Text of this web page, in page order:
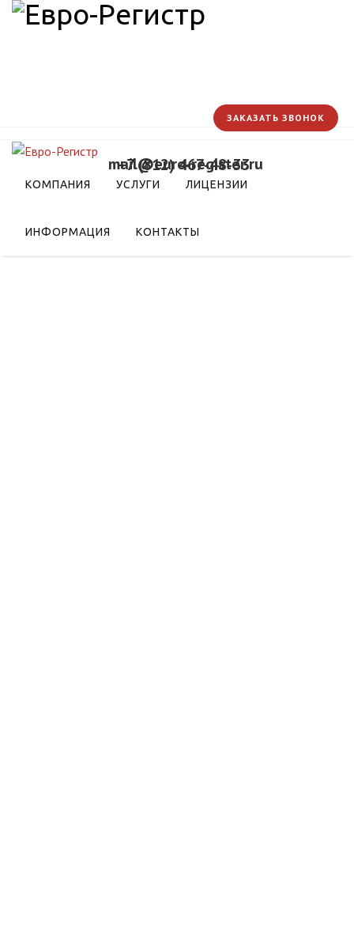
+7 (812) 467-48-33
mail@euro-register.ru
ЗАКАЗАТЬ ЗВОНОК
КОМПАНИЯ УСЛУГИ ЛИЦЕНЗИИ
ИНФОРМАЦИЯ КОНТАКТЫ
цифровой